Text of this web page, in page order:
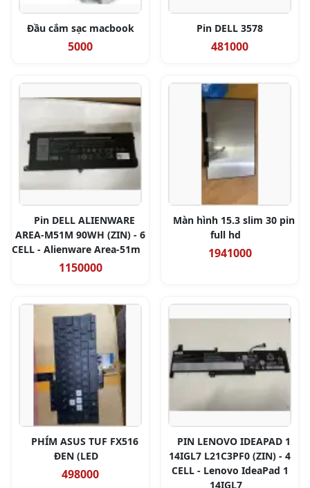
Đầu cắm sạc macbook
5000
Pin DELL 3578
481000
Pin DELL ALIENWARE
AREA-M51M 90WH (ZIN) - 6
CELL - Alienware Area-51m
1150000
Màn hình 15.3 slim 30 pin
full hd
1941000
PHÍM ASUS TUF FX516
ĐEN (LED
498000
PIN LENOVO IDEAPAD 1
14IGL7 L21C3PF0 (ZIN) - 4
CELL - Lenovo IdeaPad 1
14IGL7